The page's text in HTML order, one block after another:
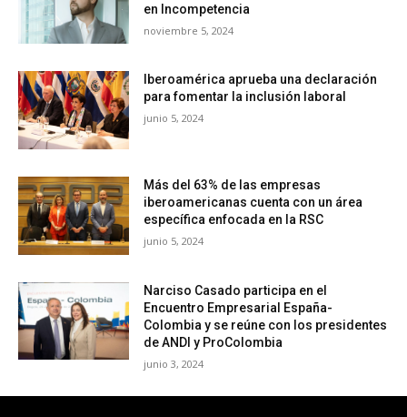
en Incompetencia
noviembre 5, 2024
Iberoamérica aprueba una declaración
para fomentar la inclusión laboral
junio 5, 2024
Más del 63% de las empresas
iberoamericanas cuenta con un área
específica enfocada en la RSC
junio 5, 2024
Narciso Casado participa en el
Encuentro Empresarial España-
Colombia y se reúne con los presidentes
de ANDI y ProColombia
junio 3, 2024